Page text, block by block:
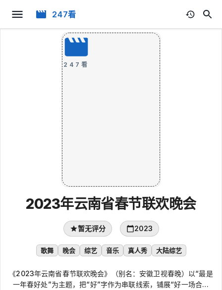
247看
247看
2023年云南省春节联欢晚会
暂无评分 2023
歌舞 晚会 综艺 音乐 真人秀 大陆综艺
《2023年云南省春节联欢晚会》（别名：安徽卫视春晚）以“最是
一年春好处”为主题，把“好”字作为串联线索，铺展“好一场合家